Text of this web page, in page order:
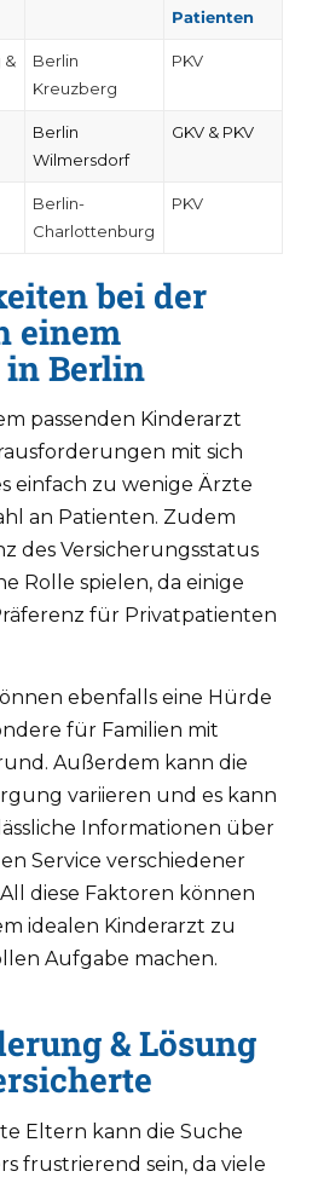
Patienten
&
Berlin
Kreuzberg
PKV
Berlin
Wilmersdorf
GKV & PKV
Berlin-
Charlottenburg
PKV
bei der
einem
Berlin
passenden Kinderarzt
mit sich
einfach zu wenige Ärzte
an Patienten. Zudem
des Versicherungsstatus
Rolle spielen, da einige
für Privatpatienten
ebenfalls eine Hürde
für Familien mit
Außerdem kann die
variieren und es kann
Informationen über
Service verschiedener
diese Faktoren können
idealen Kinderarzt zu
Aufgabe machen.
& Lösung
Eltern kann die Suche
frustrierend sein, da viele